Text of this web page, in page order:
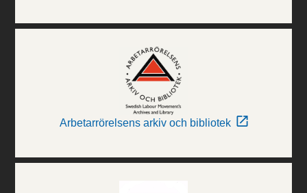
Arbetarrörelsens arkiv och bibliotek